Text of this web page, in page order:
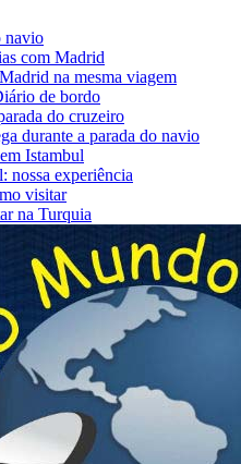
navio
com Madrid
na mesma viagem
de bordo
do cruzeiro
durante a parada do navio
Istambul
nossa experiência
visitar
na Turquia